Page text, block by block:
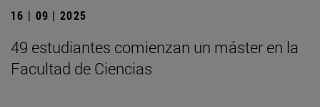
16 | 09 | 2025
49 estudiantes comienzan un máster en la
Facultad de Ciencias